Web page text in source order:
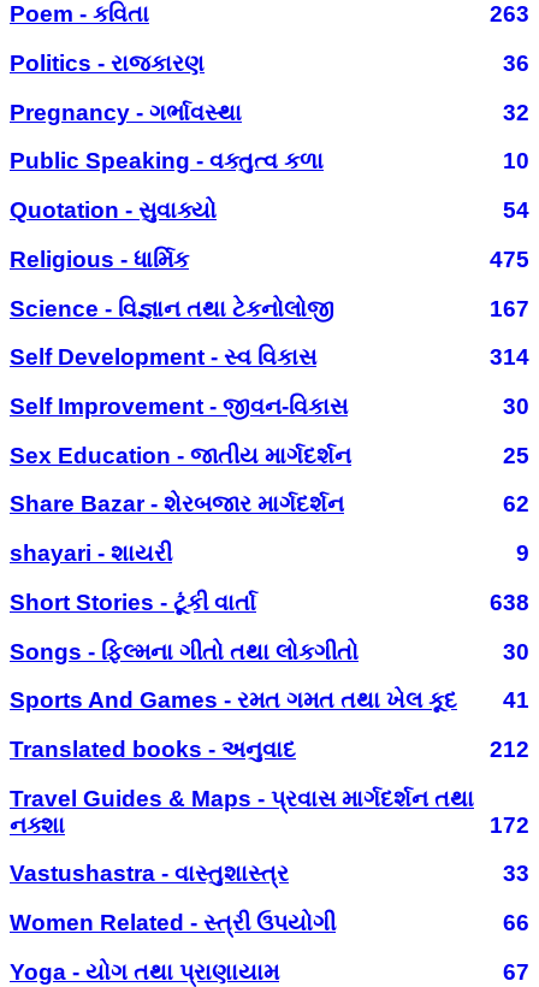
Poem - કવિતા
263
Politics - રાજકારણ
36
Pregnancy - ગર્ભાવસ્થા
32
Public Speaking - વક્તુત્વ કળા
10
Quotation - સુવાક્યો
54
Religious - ધાર્મિક
475
Science - વિજ્ઞાન તથા ટેકનોલોજી
167
Self Development - સ્વ વિકાસ
314
Self Improvement - જીવન-વિકાસ
30
Sex Education - જાતીય માર્ગદર્શન
25
Share Bazar - શેરબજાર માર્ગદર્શન
62
shayari - શાયરી
9
Short Stories - ટૂંકી વાર્તા
638
Songs - ફિલ્મના ગીતો તથા લોકગીતો
30
Sports And Games - રમત ગમત તથા ખેલ કૂદ
41
Translated books - અનુવાદ
212
Travel Guides & Maps - પ્રવાસ માર્ગદર્શન તથા
નક્શા
172
Vastushastra - વાસ્તુશાસ્ત્ર
33
Women Related - સ્ત્રી ઉપયોગી
66
Yoga - યોગ તથા પ્રાણાયામ
67